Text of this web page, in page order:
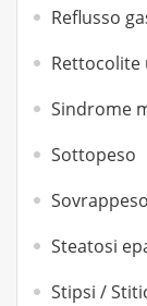
Reflusso
Rettocolite
Sindrome
Sottopeso
Sovrappeso
Steatosi
Stipsi /